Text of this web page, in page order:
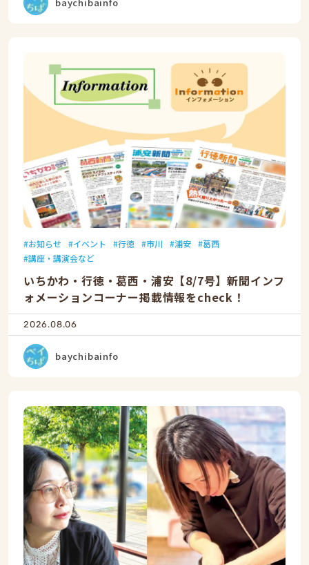
お知らせ イベント 行徳 市川 浦安
葛西
講座・講演会など
いちかわ・行徳・葛西・浦安【8/7号】新聞インフ
ォメーションコーナー掲載情報をcheck！
2026.08.06
baychibainfo